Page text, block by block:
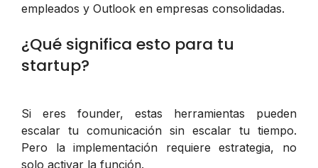
empleados y Outlook en empresas consolidadas.
¿Qué significa esto para tu
startup?
Si eres founder, estas herramientas pueden
escalar tu comunicación sin escalar tu tiempo.
Pero la implementación requiere estrategia, no
solo activar la función.